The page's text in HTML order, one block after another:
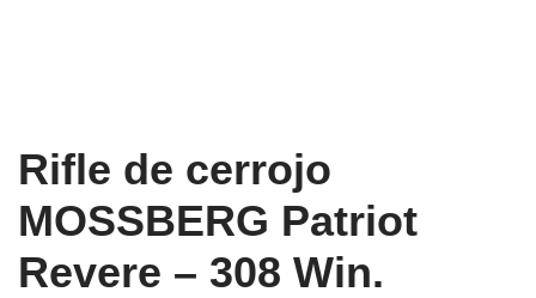
Rifle de cerrojo
MOSSBERG Patriot
Revere – 308 Win.